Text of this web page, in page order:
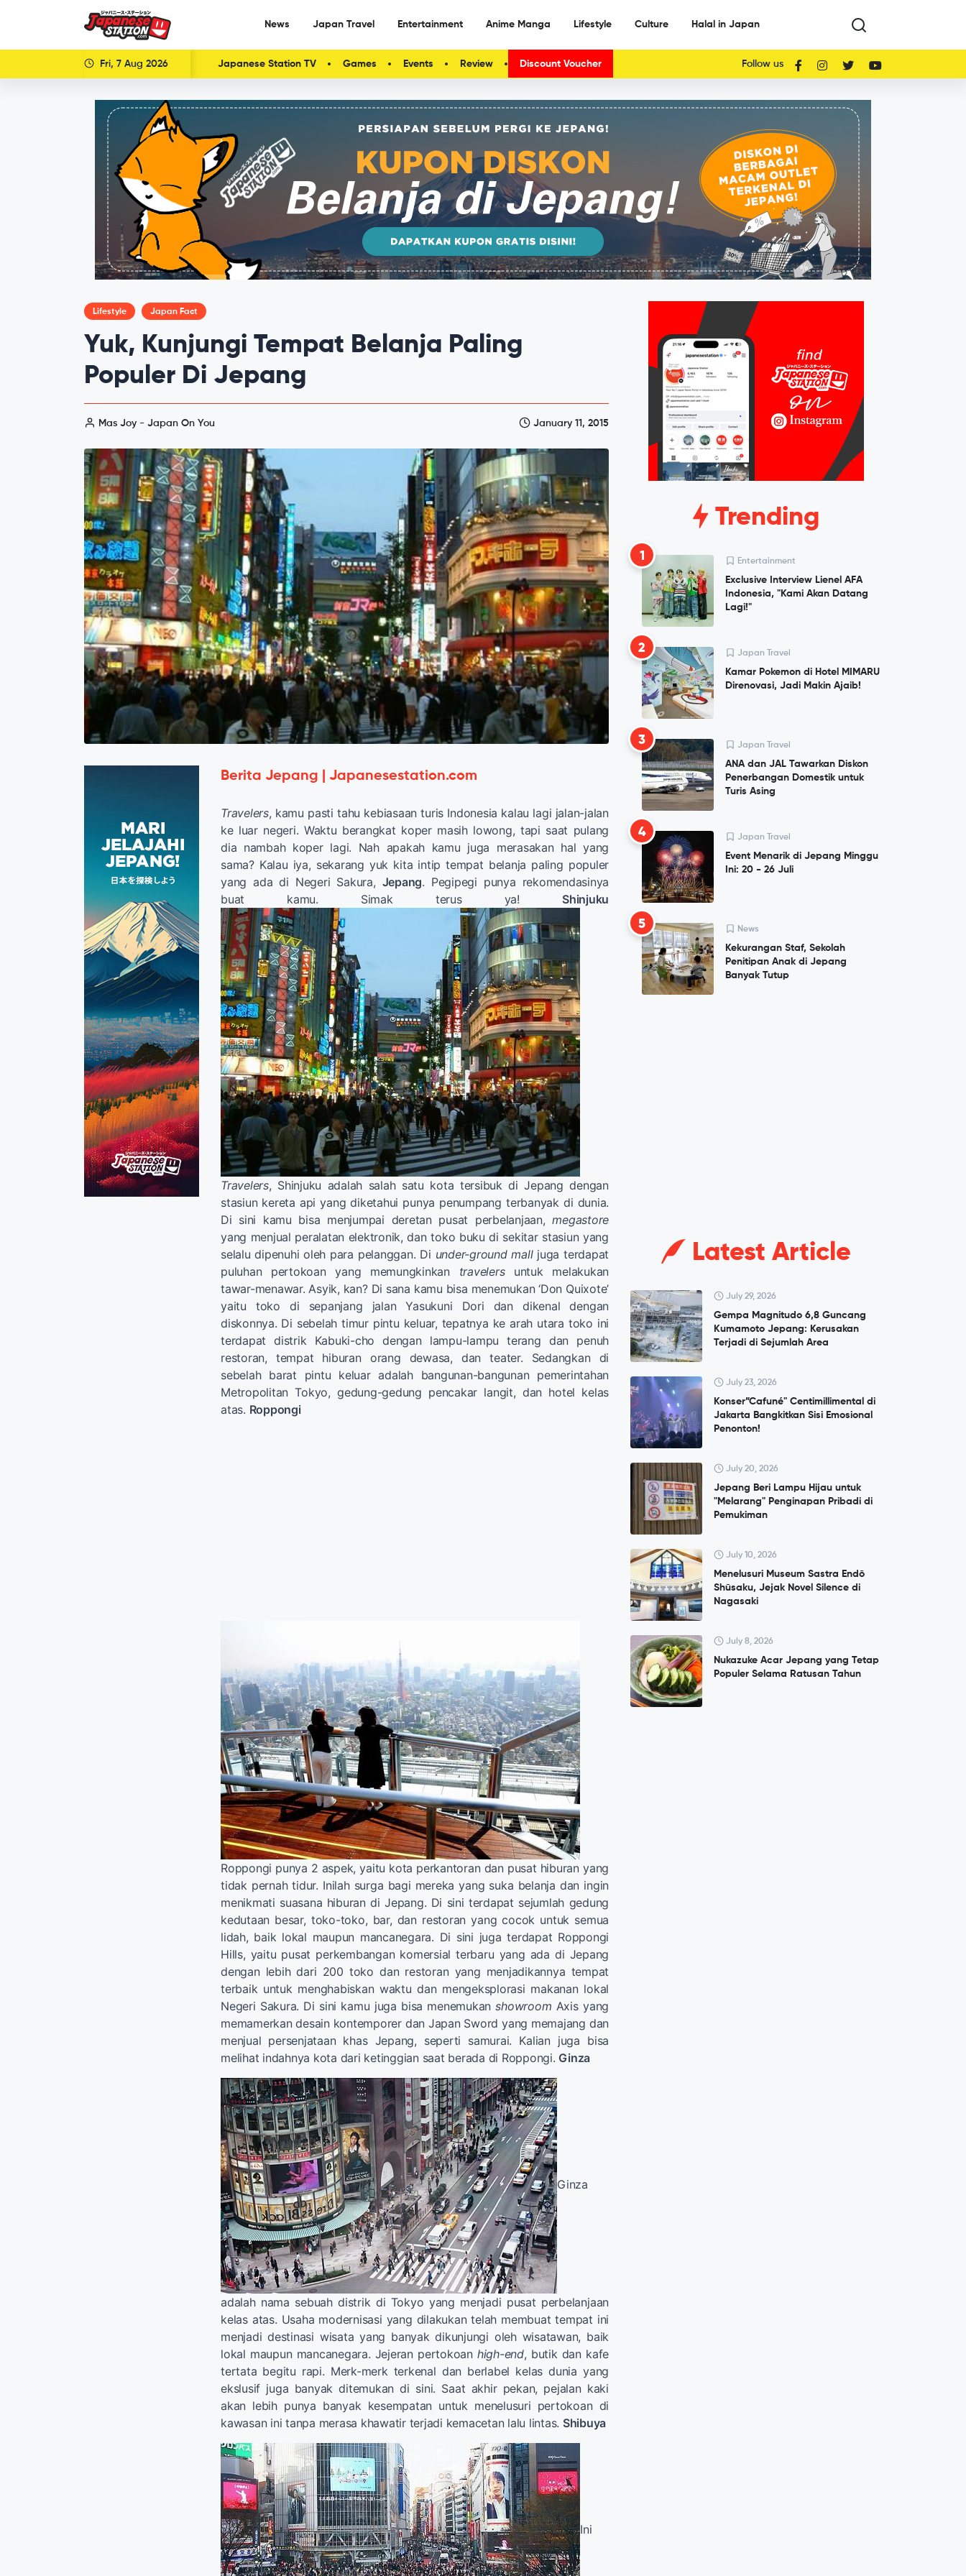
News Japan Travel Entertainment Anime Manga Lifestyle Culture Halal in Japan
Fri, 7 Aug 2026 Japanese Station TV Games Events Review Discount Voucher Follow us
Lifestyle Japan Fact
Yuk, Kunjungi Tempat Belanja Paling
Populer Di Jepang
Mas Joy - Japan On You January 11, 2015
Berita Jepang | Japanesestation.com
Travelers, kamu pasti tahu kebiasaan turis Indonesia kalau lagi jalan-jalan
ke luar negeri. Waktu berangkat koper masih lowong, tapi saat pulang
dia nambah koper lagi. Nah apakah kamu juga merasakan hal yang
sama? Kalau iya, sekarang yuk kita intip tempat belanja paling populer
yang ada di Negeri Sakura, Jepang. Pegipegi punya rekomendasinya
buat kamu. Simak terus ya! Shinjuku
Travelers, Shinjuku adalah salah satu kota tersibuk di Jepang dengan
stasiun kereta api yang diketahui punya penumpang terbanyak di dunia.
Di sini kamu bisa menjumpai deretan pusat perbelanjaan,megastore
yang menjual peralatan elektronik, dan toko buku di sekitar stasiun yang
selalu dipenuhi oleh para pelanggan. Di under-ground malljuga terdapat
puluhan pertokoan yang memungkinkan travelersuntuk melakukan
tawar-menawar. Asyik, kan? Di sana kamu bisa menemukan ‘Don Quixote’
yaitu toko di sepanjang jalan Yasukuni Dori dan dikenal dengan
diskonnya. Di sebelah timur pintu keluar, tepatnya ke arah utara toko ini
terdapat distrik Kabuki-cho dengan lampu-lampu terang dan penuh
restoran, tempat hiburan orang dewasa, dan teater. Sedangkan di
sebelah barat pintu keluar adalah bangunan-bangunan pemerintahan
Metropolitan Tokyo, gedung-gedung pencakar langit, dan hotel kelas
atas. Roppongi
Roppongi punya 2 aspek, yaitu kota perkantoran dan pusat hiburan yang
tidak pernah tidur. Inilah surga bagi mereka yang suka belanja dan ingin
menikmati suasana hiburan di Jepang. Di sini terdapat sejumlah gedung
kedutaan besar, toko-toko, bar, dan restoran yang cocok untuk semua
lidah, baik lokal maupun mancanegara. Di sini juga terdapat Roppongi
Hills, yaitu pusat perkembangan komersial terbaru yang ada di Jepang
dengan lebih dari 200 toko dan restoran yang menjadikannya tempat
terbaik untuk menghabiskan waktu dan mengeksplorasi makanan lokal
Negeri Sakura. Di sini kamu juga bisa menemukanshowroom Axis yang
memamerkan desain kontemporer dan Japan Sword yang memajang dan
menjual persenjataan khas Jepang, seperti samurai. Kalian juga bisa
melihat indahnya kota dari ketinggian saat berada di Roppongi. Ginza
Ginza
adalah nama sebuah distrik di Tokyo yang menjadi pusat perbelanjaan
kelas atas. Usaha modernisasi yang dilakukan telah membuat tempat ini
menjadi destinasi wisata yang banyak dikunjungi oleh wisatawan, baik
lokal maupun mancanegara. Jejeran pertokoan high-end, butik dan kafe
tertata begitu rapi. Merk-merk terkenal dan berlabel kelas dunia yang
ekslusif juga banyak ditemukan di sini. Saat akhir pekan, pejalan kaki
akan lebih punya banyak kesempatan untuk menelusuri pertokoan di
kawasan ini tanpa merasa khawatir terjadi kemacetan lalu lintas. Shibuya
Ini
Trending
1 Entertainment
Exclusive Interview Lienel AFA
Indonesia, "Kami Akan Datang
Lagi!"
2 Japan Travel
Kamar Pokemon di Hotel MIMARU
Direnovasi, Jadi Makin Ajaib!
3 Japan Travel
ANA dan JAL Tawarkan Diskon
Penerbangan Domestik untuk
Turis Asing
4 Japan Travel
Event Menarik di Jepang Minggu
Ini: 20 - 26 Juli
5 News
Kekurangan Staf, Sekolah
Penitipan Anak di Jepang
Banyak Tutup
Latest Article
July 29, 2026
Gempa Magnitudo 6,8 Guncang
Kumamoto Jepang: Kerusakan
Terjadi di Sejumlah Area
July 23, 2026
Konser”Cafuné" Centimillimental di
Jakarta Bangkitkan Sisi Emosional
Penonton!
July 20, 2026
Jepang Beri Lampu Hijau untuk
"Melarang" Penginapan Pribadi di
Pemukiman
July 10, 2026
Menelusuri Museum Sastra Endō
Shūsaku, Jejak Novel Silence di
Nagasaki
July 8, 2026
Nukazuke Acar Jepang yang Tetap
Populer Selama Ratusan Tahun